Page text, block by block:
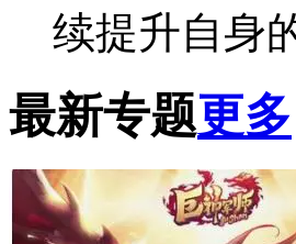
续提升自身
最新专题更多